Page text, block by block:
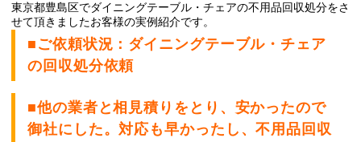
東京都豊島区でダイニングテーブル・チェアの不用品回収処分をさ
せて頂きましたお客様の実例紹介です。
■ご依頼状況：ダイニングテーブル・チェア
の回収処分依頼
■他の業者と相見積りをとり、安かったので
御社にした。対応も早かったし、不用品回収